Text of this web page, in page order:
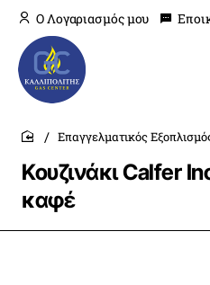
O Λογαριασμός μου
Κουζινάκι Calfer
καφέ
home
Επαγγελματικός